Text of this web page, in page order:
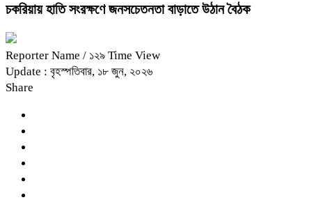
চকরিয়ায় হাতি সংরক্ষণে জনসচেতনতা বাড়াতে উঠান বৈঠক
Reporter Name / ১২৯ Time View
Update : বৃহস্পতিবার, ১৮ জুন, ২০২৬
Share